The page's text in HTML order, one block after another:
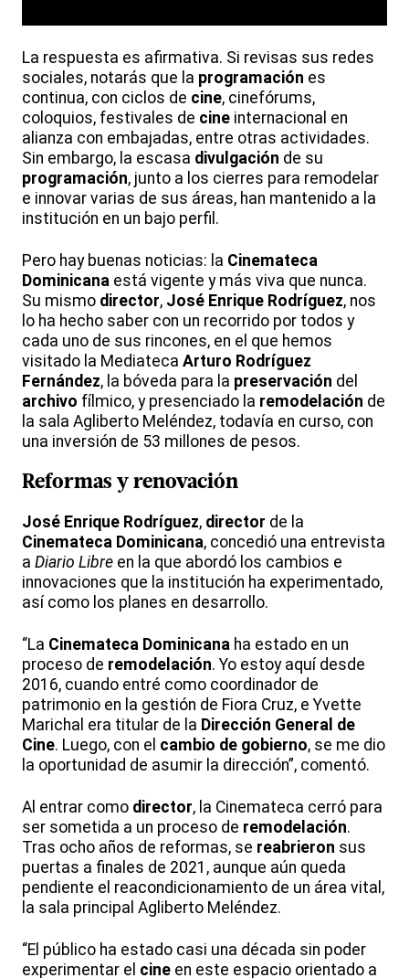
La respuesta es afirmativa. Si revisas sus redes
sociales, notarás que la programación es
continua, con ciclos de cine, cinefórums,
coloquios, festivales de cine internacional en
alianza con embajadas, entre otras actividades.
Sin embargo, la escasa divulgación de su
programación, junto a los cierres para remodelar
e innovar varias de sus áreas, han mantenido a la
institución en un bajo perfil.
Pero hay buenas noticias: la Cinemateca
Dominicana está vigente y más viva que nunca.
Su mismo director, José Enrique Rodríguez, nos
lo ha hecho saber con un recorrido por todos y
cada uno de sus rincones, en el que hemos
visitado la Mediateca Arturo Rodríguez
Fernández, la bóveda para la preservación del
archivo fílmico, y presenciado la remodelación de
la sala Agliberto Meléndez, todavía en curso, con
una inversión de 53 millones de pesos.
Reformas y renovación
José Enrique Rodríguez, director de la
Cinemateca Dominicana, concedió una entrevista
a Diario Libre en la que abordó los cambios e
innovaciones que la institución ha experimentado,
así como los planes en desarrollo.
“La Cinemateca Dominicana ha estado en un
proceso de remodelación. Yo estoy aquí desde
2016, cuando entré como coordinador de
patrimonio en la gestión de Fiora Cruz, e Yvette
Marichal era titular de la Dirección General de
Cine. Luego, con el cambio de gobierno, se me dio
la oportunidad de asumir la dirección”, comentó.
Al entrar como director, la Cinemateca cerró para
ser sometida a un proceso de remodelación.
Tras ocho años de reformas, se reabrieron sus
puertas a finales de 2021, aunque aún queda
pendiente el reacondicionamiento de un área vital,
la sala principal Agliberto Meléndez.
“El público ha estado casi una década sin poder
experimentar el cine en este espacio orientado a